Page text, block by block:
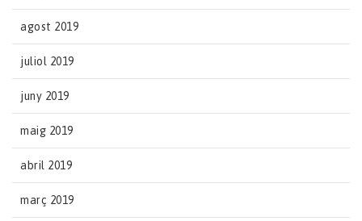
agost 2019
juliol 2019
juny 2019
maig 2019
abril 2019
març 2019